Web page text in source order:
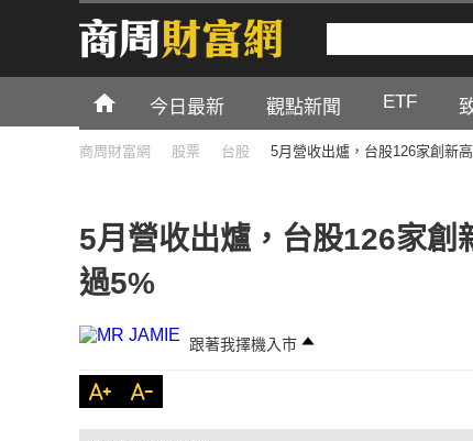
今日最新 觀點新聞 ETF
商周財富網 股票 台股 5月營收出爐，台股126家創新
5月營收出爐，台股126家創
過5%
跟著我擇機入市